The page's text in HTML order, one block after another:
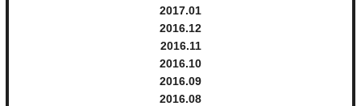
2017.
1
2016.12
2016.11
2016.10
2016. 9
2016. 8